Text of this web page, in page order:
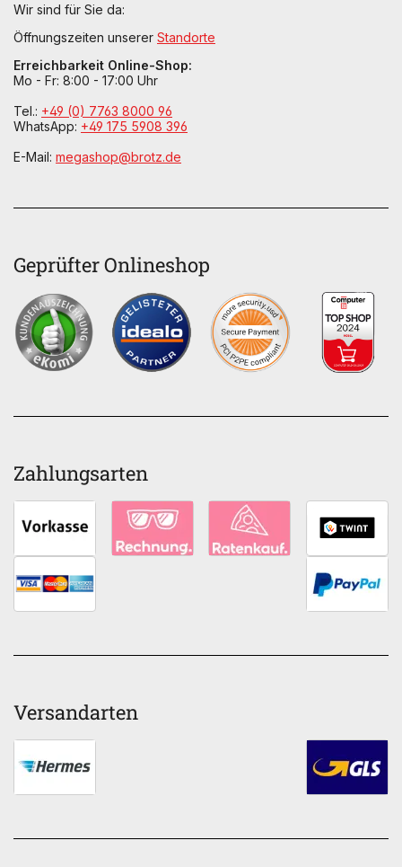
Wir sind für Sie da:
Öffnungszeiten unserer Standorte
Erreichbarkeit Online-Shop:
Mo - Fr: 8:00 - 17:00 Uhr
Tel.: +49 (0) 7763 8000 96
WhatsApp: +49 175 5908 396
E-Mail: megashop@brotz.de
Geprüfter Onlineshop
Zahlungsarten
Versandarten